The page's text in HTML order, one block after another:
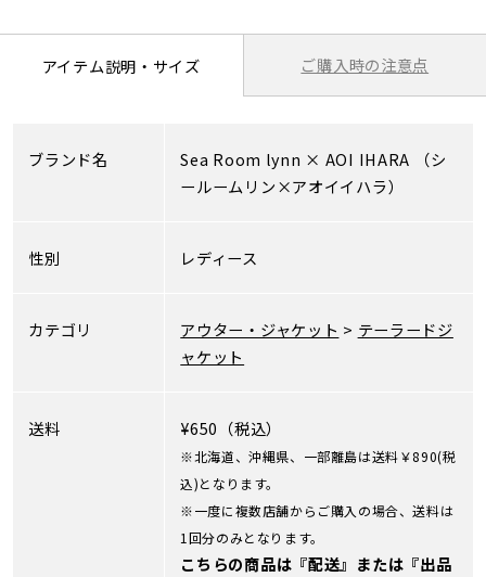
アイテム説明・サイズ ご購入時の注意点
ブランド名 Sea Room lynn × AOI IHARA （シ
ールームリン×アオイイハラ）
性別 レディース
カテゴリ アウター・ジャケット > テーラードジ
ャケット
送料 ¥650（税込）
※北海道、沖縄県、一部離島は送料￥890(税
込)となります。
※一度に複数店舗からご購入の場合、送料は
1回分のみとなります。
こちらの商品は『配送』または『出品